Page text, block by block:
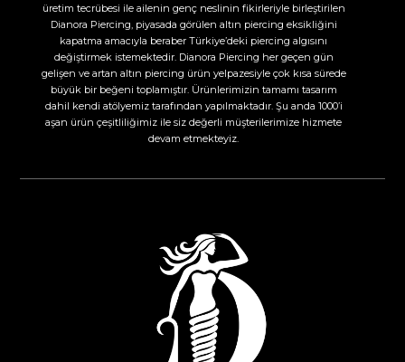
üretim tecrübesi ile ailenin genç neslinin fikirleriyle birleştirilen
Dianora Piercing, piyasada görülen altın piercing eksikliğini
kapatma amacıyla beraber Türkiye’deki piercing algısını
değiştirmek istemektedir. Dianora Piercing her geçen gün
gelişen ve artan altın piercing ürün yelpazesiyle çok kısa sürede
büyük bir beğeni toplamıştır. Ürünlerimizin tamamı tasarım
dahil kendi atölyemiz tarafından yapılmaktadır. Şu anda 1000’i
aşan ürün çeşitliliğimiz ile siz değerli müşterilerimize hizmete
devam etmekteyiz.​